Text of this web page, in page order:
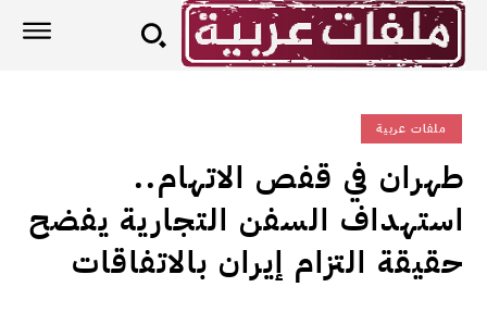
ملفات عربية
طهران في قفص الاتهام..
استهداف السفن التجارية يفضح
حقيقة التزام إيران بالاتفاقات